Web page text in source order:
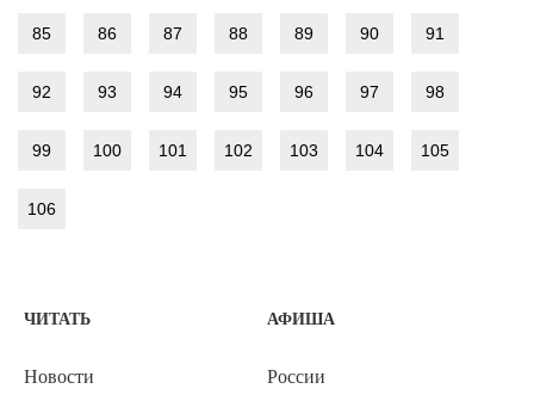
85 86 87 88 89 90 91
92 93 94 95 96 97 98
99 100 101 102 103 104 105
106
ЧИТАТЬ
Новости
АФИША
России